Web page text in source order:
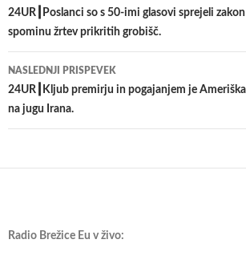
po
prispevkih
24UR┃Poslanci so s 50-imi glasovi sprejeli
spominu žrtev prikritih grobišč.
NASLEDNJI PRISPEVEK
24UR┃Kljub premirju in pogajanjem je
na jugu Irana.
Radio Brežice Eu v živo: